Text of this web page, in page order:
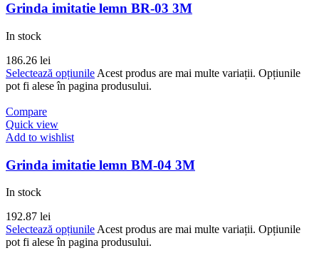
Grinda imitatie lemn BR-03 3M
In stock
186.26 lei
Selectează opțiunile Acest produs are mai multe variații. Opțiunile
pot fi alese în pagina produsului.
Compare
Quick view
Add to wishlist
Grinda imitatie lemn BM-04 3M
In stock
192.87 lei
Selectează opțiunileAcest produs are mai multe variații. Opțiunile
pot fi alese în pagina produsului.